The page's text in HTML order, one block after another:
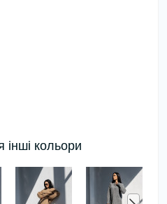
інші кольори